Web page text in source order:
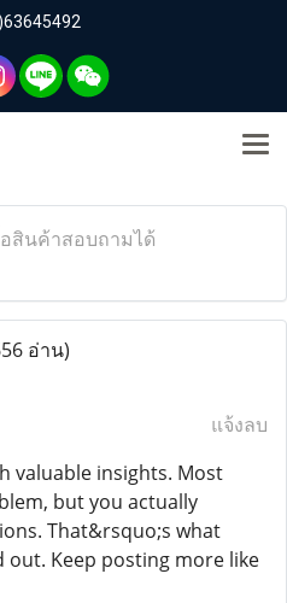
สินค้าสอบถามได้
อ่าน)
แจ้งลบ
valuable insights. Most
but you actually
That&rsquo;s what
Keep posting more like